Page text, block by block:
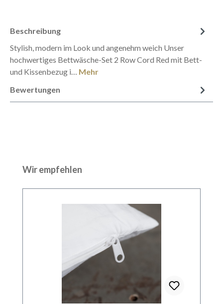
Beschreibung
Stylish, modern im Look und angenehm weich Unser
hochwertiges Bettwäsche-Set 2 Row Cord Red mit Bett-
und Kissenbezug i… Mehr
Bewertungen
Produktgalerie überspringen
Wir empfehlen